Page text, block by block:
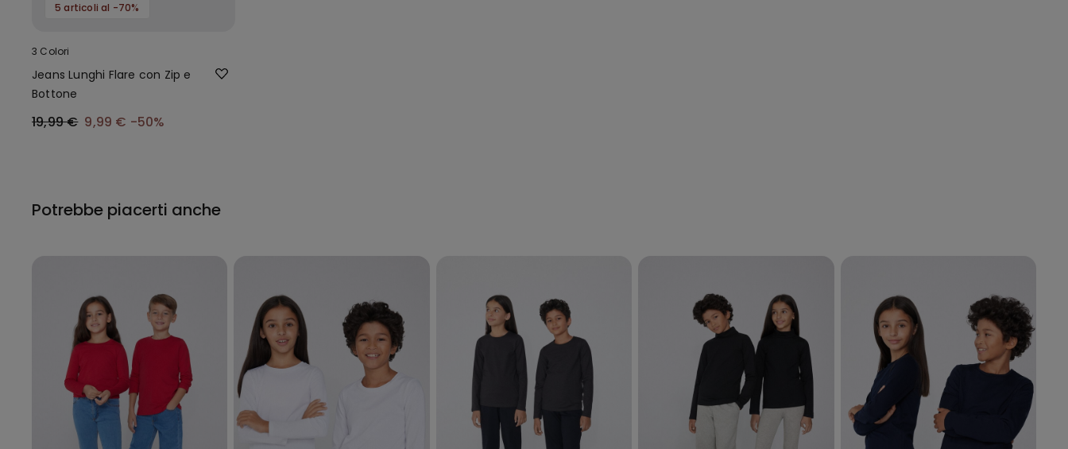
5 articoli al -70%
3 Colori
Jeans Lunghi Flare con Zip e
Bottone
19,99 € 9,99 € -50%
Potrebbe piacerti anche